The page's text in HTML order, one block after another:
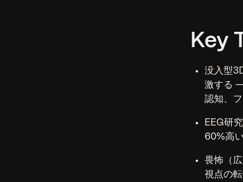
Key
没入型
激する
認知、
EEG研
60%高
畏怖（
視点の